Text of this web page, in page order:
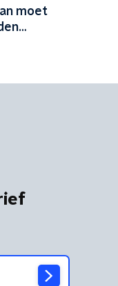
moet